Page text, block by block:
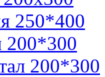
250*400
200*300